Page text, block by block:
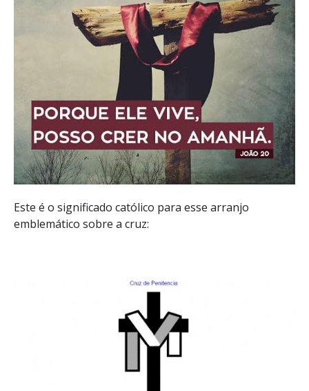
Este é o significado católico para esse arranjo
emblemático sobre a cruz: